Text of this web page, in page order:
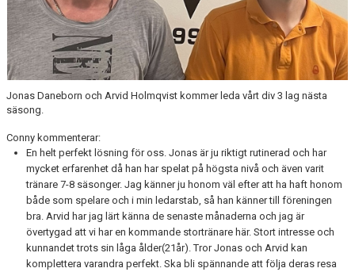
Jonas Daneborn och Arvid Holmqvist kommer leda vårt div 3 lag nästa
säsong.
Conny kommenterar:
En helt perfekt lösning för oss. Jonas är ju riktigt rutinerad och har
mycket erfarenhet då han har spelat på högsta nivå och även varit
tränare 7-8 säsonger. Jag känner ju honom väl efter att ha haft honom
både som spelare och i min ledarstab, så han känner till föreningen
bra. Arvid har jag lärt känna de senaste månaderna och jag är
övertygad att vi har en kommande stortränare här. Stort intresse och
kunnandet trots sin låga ålder(21år). Tror Jonas och Arvid kan
komplettera varandra perfekt. Ska bli spännande att följa deras resa